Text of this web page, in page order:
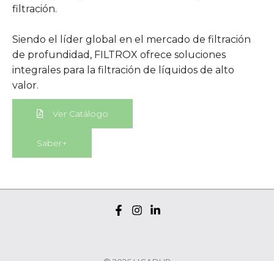
filtración.
Siendo el líder global en el mercado de filtración
de profundidad, FILTROX ofrece soluciones
integrales para la filtración de líquidos de alto
valor.
Ver Catálogo
Saber+